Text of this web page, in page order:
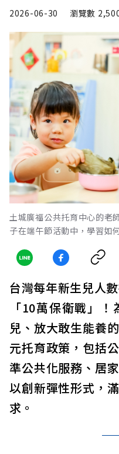
2026-06-30
瀏覽數
土城廣福公共托育中心的老
子在端午節活動中，學習如
台灣每年新生兒人
「10萬保衛戰」
兒、放大敢生能養
元托育政策，包括
準公共化服務、居
以創新彈性形式，
求。